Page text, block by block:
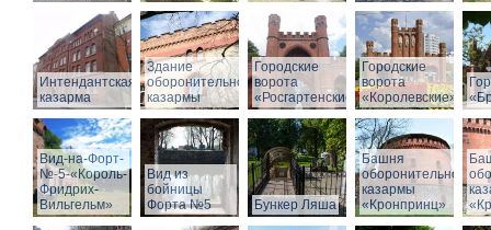
Интендантская
казарма
Здание
оборонительной
казармы
Городские
ворота
«Росгартенские»
Городские
ворота
«Королевские»
Вид-на-Форт-
№-5-«Король-
Фридрих-
Вильгельм»
Вид из
бойницы
Форта №5
Бункер Ляша
Башня
оборонительной
казармы
«Кронпринц»